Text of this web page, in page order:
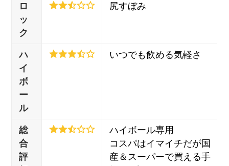
ロ
ッ
ク
尻すぼみ
ハ
イ
ボ
ー
ル
いつでも飲める気軽さ
総
合
評
ハイボール専用
コスパはイマイチだが国
産＆スーパーで買える手